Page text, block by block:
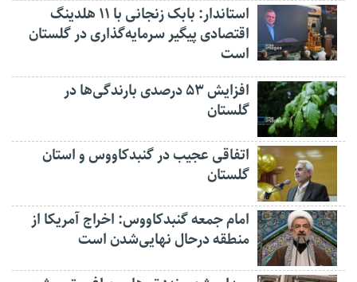
استاندار: بابک زنجانی با ۱۱ هلدینگ
اقتصادی پیگیر سرمایه‌گذاری در گلستان
است
افزایش ۵۳ درصدی بارندگی‌ها در
گلستان
اتفاقی عجیب در‌ گنبدکاووس و استان
گلستان
امام جمعه گنبدکاووس: اخراج آمریکا از
منطقه درحال نهایی‌شدن است